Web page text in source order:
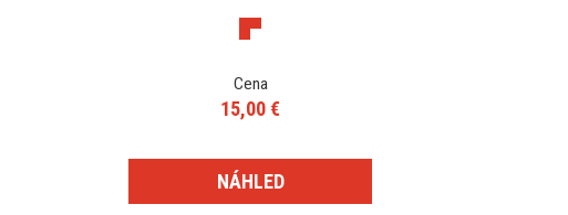
Cena
15,00 €
NÁHLED